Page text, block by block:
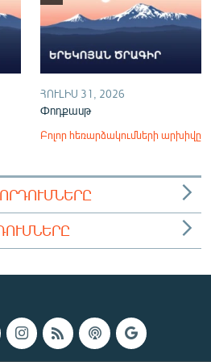
ՀՈՒԼԻՍ 31, 2026
Փոդքասթ
Բոլոր հեռարձակումների արխիվը